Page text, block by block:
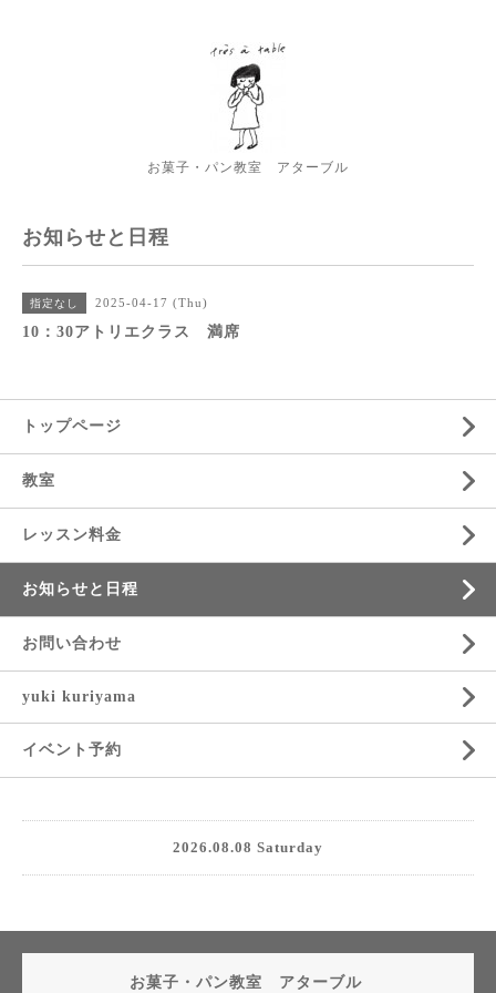
お菓子・パン教室 アターブル
お知らせと日程
指定なし 2025-04-17 (Thu)
10：30アトリエクラス 満席
トップページ
教室
レッスン料金
お知らせと日程
お問い合わせ
yuki kuriyama
イベント予約
2026.08.08 Saturday
お菓子・パン教室 アターブル